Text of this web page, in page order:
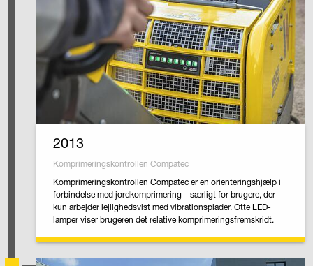
2013
Komprimeringskontrollen Compatec
Komprimeringskontrollen Compatec er en orienteringshjælp i
forbindelse med jordkomprimering – særligt for brugere, der
kun arbejder lejlighedsvist med vibrationsplader. Otte LED-
lamper viser brugeren det relative komprimeringsfremskridt.